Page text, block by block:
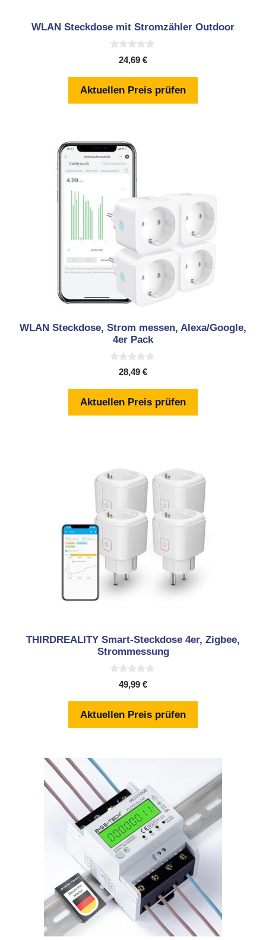
WLAN Steckdose mit Stromzähler Outdoor
5
24,69 €
Aktuellen Preis prüfen
WLAN Steckdose, Strom messen, Alexa/Google,
4er Pack
5
28,49 €
Aktuellen Preis prüfen
THIRDREALITY Smart-Steckdose 4er, Zigbee,
Strommessung
5
49,99 €
Aktuellen Preis prüfen